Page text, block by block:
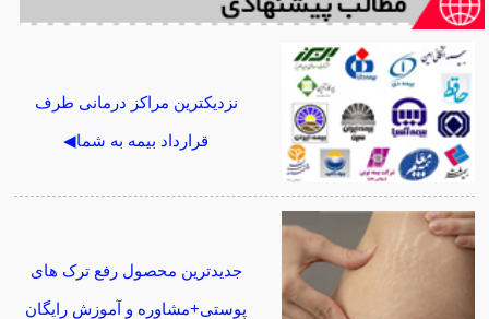
نزدیکترین مراکز درمانی طرف
قرارداد بیمه به شما◀
جدیدترین محصول رفع ترک های
پوستی+مشاوره و آموزش رایگان